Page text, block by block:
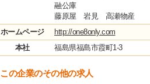
融公庫
藤原屋 岩見 高瀬物産
ホームページ
http://one8only.com
本社
福島県福島市霞町1-3
この企業のその他の求人